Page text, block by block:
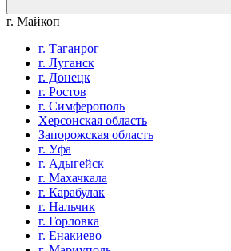
г. Майкоп
г. Таганрог
г. Луганск
г. Донецк
г. Ростов
г. Симферополь
Херсонская область
Запорожская область
г. Уфа
г. Адыгейск
г. Махачкала
г. Карабулак
г. Нальчик
г. Горловка
г. Енакиево